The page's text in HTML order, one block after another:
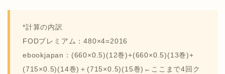
*計算の内訳
FODプレミアム：480×4=2016
ebookjapan ：(660×0.5)(12巻)+(660×0.5)(13巻)+
(715×0.5)(14巻)＋(715×0.5)(15巻)←ここまで4回ク